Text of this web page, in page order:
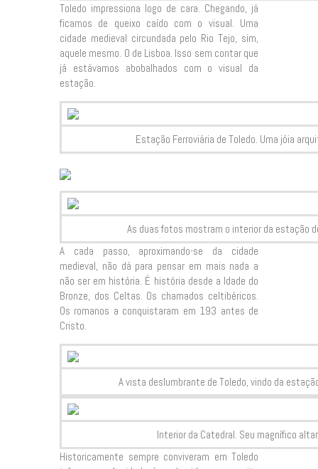
Toledo impressiona logo de cara. Chegando, já
ficamos de queixo caído com o visual. Uma
cidade medieval circundada pelo Rio Tejo, sim,
aquele mesmo. O de Lisboa. Isso sem contar que
já estávamos abobalhados com o visual da
estação.
Estação Ferroviária de Toledo. Uma jóia
As duas fotos mostram o interior da estação de
A cada passo, aproximando-se da cidade
medieval, não dá para pensar em mais nada a
não ser em história. É história desde a Idade do
Bronze, dos Celtas. Os chamados celtibéricos.
Os romanos a conquistaram em 193 antes de
Cristo.
A vista deslumbrante de Toledo, vindo da estação
Interior da Catedral. Seu magnífico
Historicamente sempre conviveram em Toledo